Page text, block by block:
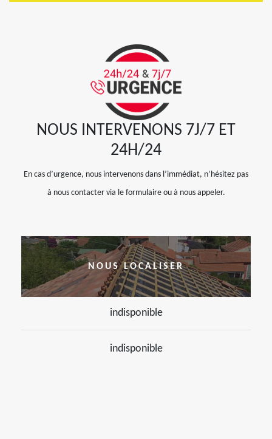
NOUS INTERVENONS 7J/7 ET
24H/24
En cas d’urgence, nous intervenons dans l’immédiat, n’hésitez pas
à nous contacter via le formulaire ou à nous appeler.
NOUS LOCALISER
indisponible
indisponible